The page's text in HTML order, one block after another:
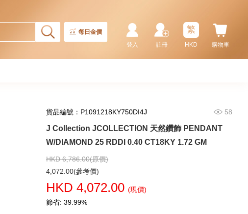
每日金價
購物車
繁
HKD
註冊
登入
貨品編號：P1091218KY750DI4J 58
J Collection JCOLLECTION 天然鑽飾 PENDANT
W/DIAMOND 25 RDDI 0.40 CT18KY 1.72 GM
HKD 6,786.00(原價)
4,072.00(參考價)
HKD 4,072.00 (現價)
節省: 39.99%
J Collection JCOLLECTION
天然鑽飾 NECKLACE
W/DIAMOND 1 RDDI 0.10